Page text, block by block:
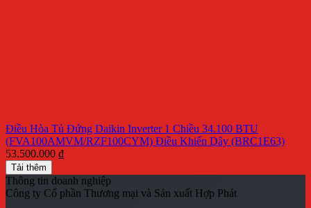
Điều Hòa Tủ Đứng Daikin Inverter 1 Chiều 34.100 BTU
(FVA100AMVM/RZF100CYM) Điều Khiển Dây (BRC1E63)
53.500.000 ₫
Tải thêm
Thông tin doanh nghiệp
Công ty Cổ phần Thương mại và Sản xuất Hợp Phát